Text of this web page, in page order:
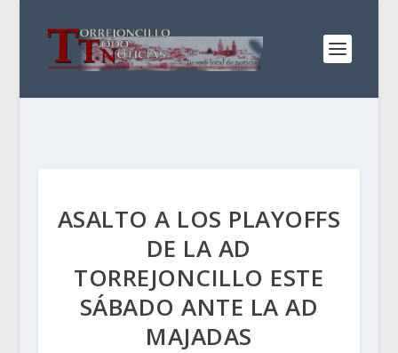
ASALTO A LOS PLAYOFFS
DE LA AD
TORREJONCILLO ESTE
SÁBADO ANTE LA AD
MAJADAS